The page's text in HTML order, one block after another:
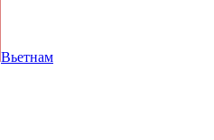
Вьетнам